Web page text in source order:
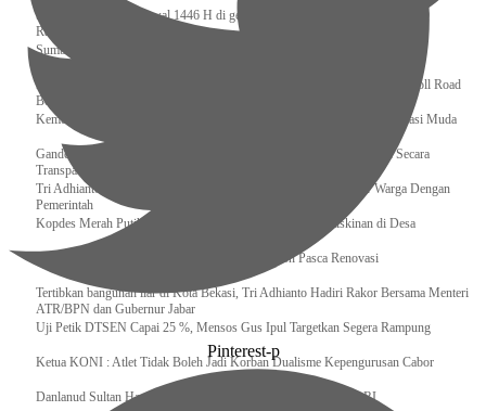
Sidang Isbat Awal Syawal 1446 H di gelar oleh Kementerian Agama pada 29
Ramadan
Sumber Daya Adalah Tantangan Penanganan Darurat Bencana di Daerah
Dukung Kelancaran Lalu Lintas Libur Idul Fitri 1446h / 2025m, Waskita Toll Road
Berlakukan Diskon Tarif Sebesar 20%
Kemenekraf – Kemeninves Perkuat Sinergi Demi Lapangan Kerja Generasi Muda
Gandeng KPK , Gus Ipul Memastikan Penyaluran Bansos Dilakukan Secara
Transparan dan Tepat Sasaran
Tri Adhianto Katakan : Tarling Sebagai Sarana Komunikasi Antar Warga Dengan
Pemerintah
Kopdes Merah Putih Instrumen Penting Pengentasan Kemiskinan di Desa
Presiden, Prabowo Subianto Resmikan 17 Stadion Pasca Renovasi
Tertibkan bangunan liar di Kota Bekasi, Tri Adhianto Hadiri Rakor Bersama Menteri
ATR/BPN dan Gubernur Jabar
Uji Petik DTSEN Capai 25 %, Mensos Gus Ipul Targetkan Segera Rampung
Ketua KONI : Atlet Tidak Boleh Jadi Korban Dualisme Kepengurusan Cabor
Danlanud Sultan Hasanuddin Ikuti Exit Meeting Bersama BPK RI
Pinterest-p